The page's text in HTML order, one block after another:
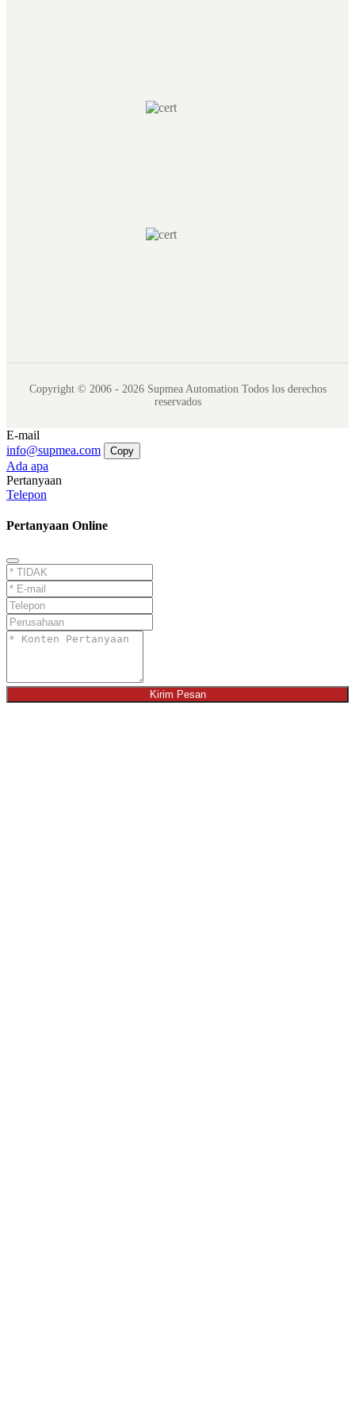
Copyright © 2006 - 2026 Supmea Automation Todos los derechos
reservados
E-mail
info@supmea.com
Copy
Ada apa
Pertanyaan
Telepon
Pertanyaan Online
Kirim Pesan